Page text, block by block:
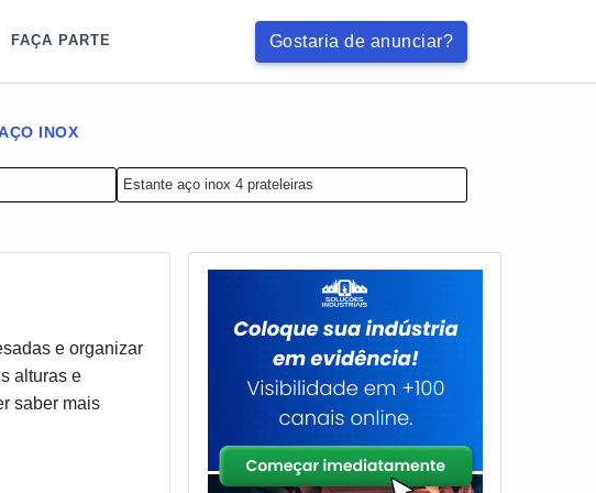
Gostaria de anunciar?
FAÇA PARTE
INOX
Estante aço inox 4 prateleiras
e organizar
alturas e
saber mais